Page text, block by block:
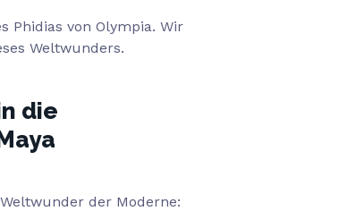
Phidias von Olympia. Wir
Weltwunders.
die
der Moderne: